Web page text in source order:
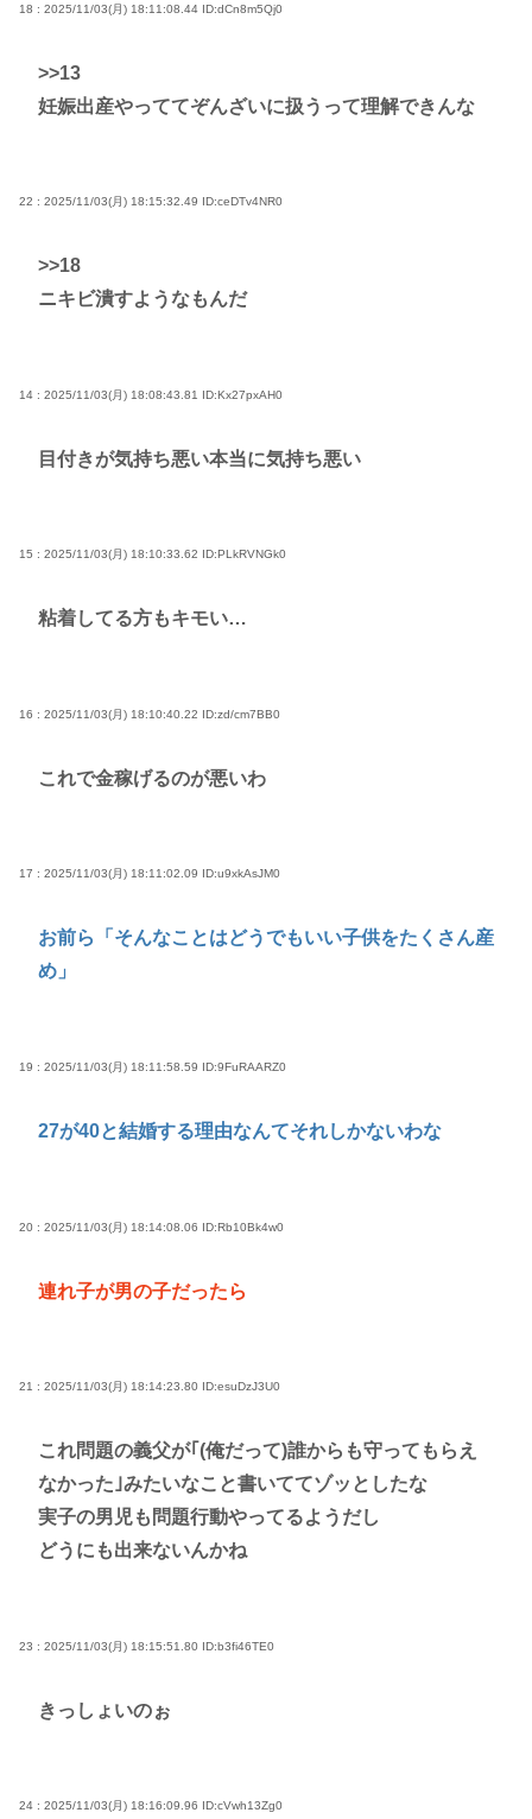
18 : 2025/11/03(月) 18:11:08.44 ID:dCn8m5Qj0
>>13
妊娠出産やっててぞんざいに扱うって理解できんな
22 : 2025/11/03(月) 18:15:32.49 ID:ceDTv4NR0
>>18
ニキビ潰すようなもんだ
14 : 2025/11/03(月) 18:08:43.81 ID:Kx27pxAH0
目付きが気持ち悪い本当に気持ち悪い
15 : 2025/11/03(月) 18:10:33.62 ID:PLkRVNGk0
粘着してる方もキモい…
16 : 2025/11/03(月) 18:10:40.22 ID:zd/cm7BB0
これで金稼げるのが悪いわ
17 : 2025/11/03(月) 18:11:02.09 ID:u9xkAsJM0
お前ら「そんなことはどうでもいい子供をたくさん産
め」
19 : 2025/11/03(月) 18:11:58.59 ID:9FuRAARZ0
27が40と結婚する理由なんてそれしかないわな
20 : 2025/11/03(月) 18:14:08.06 ID:Rb10Bk4w0
連れ子が男の子だったら
21 : 2025/11/03(月) 18:14:23.80 ID:esuDzJ3U0
これ問題の義父が｢(俺だって)誰からも守ってもらえ
なかった｣みたいなこと書いててゾッとしたな
実子の男児も問題行動やってるようだし
どうにも出来ないんかね
23 : 2025/11/03(月) 18:15:51.80 ID:b3fi46TE0
きっしょいのぉ
24 : 2025/11/03(月) 18:16:09.96 ID:cVwh13Zg0